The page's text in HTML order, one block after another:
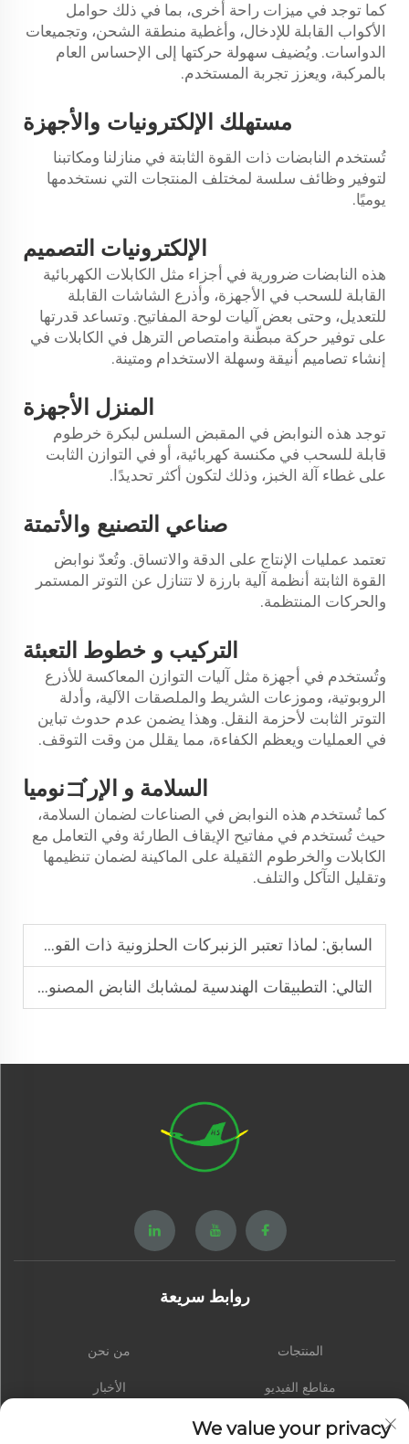
كما توجد في ميزات راحة أخرى، بما في ذلك حوامل
الأكواب القابلة للإدخال، وأغطية منطقة الشحن، وتجميعات
الدواسات. ويُضيف سهولة حركتها إلى الإحساس العام
بالمركبة، ويعزز تجربة المستخدم.
مستهلك الإلكترونيات والأجهزة
تُستخدم النابضات ذات القوة الثابتة في منازلنا ومكاتبنا
لتوفير وظائف سلسة لمختلف المنتجات التي نستخدمها
يوميًا.
الإلكترونيات التصميم
هذه النابضات ضرورية في أجزاء مثل الكابلات الكهربائية
القابلة للسحب في الأجهزة، وأذرع الشاشات القابلة
للتعديل، وحتى بعض آليات لوحة المفاتيح. وتساعد قدرتها
على توفير حركة مبطّنة وامتصاص الترهل في الكابلات في
إنشاء تصاميم أنيقة وسهلة الاستخدام ومتينة.
المنزل الأجهزة
توجد هذه النوابض في المقبض السلس لبكرة خرطوم
قابلة للسحب في مكنسة كهربائية، أو في التوازن الثابت
على غطاء آلة الخبز، وذلك لتكون أكثر تحديدًا.
صناعي التصنيع والأتمتة
تعتمد عمليات الإنتاج على الدقة والاتساق. وتُعدّ نوابض
القوة الثابتة أنظمة آلية بارزة لا تتنازل عن التوتر المستمر
والحركات المنتظمة.
التركيب و خطوط التعبئة
وتُستخدم في أجهزة مثل آليات التوازن المعاكسة للأذرع
الروبوتية، وموزعات الشريط والملصقات الآلية، وأدلة
التوتر الثابت لأحزمة النقل. وهذا يضمن عدم حدوث تباين
في العمليات ويعظم الكفاءة، مما يقلل من وقت التوقف.
السلامة و الإرゴنوميا
كما تُستخدم هذه النوابض في الصناعات لضمان السلامة،
حيث تُستخدم في مفاتيح الإيقاف الطارئة وفي التعامل مع
الكابلات والخرطوم الثقيلة على الماكينة لضمان تنظيمها
وتقليل التآكل والتلف.
السابق: لماذا تعتبر الزنبركات الحلزونية ذات القوة الثابتة ضرورية في المعدات الآلية
التالي: التطبيقات الهندسية لمشابك النابض المصنوعة من الفولاذ المقاوم للصدأ في التصنيع
روابط سريعة
المنتجات من نحن
مقاطع الفيديو الأخبار
اتصل بنا
We value your privacy